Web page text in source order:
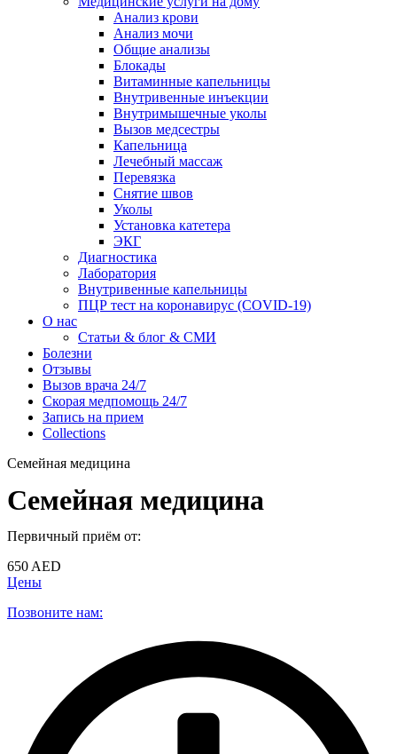
Анализ крови
Анализ мочи
Общие анализы
Блокады
Витаминные капельницы
Внутривенные инъекции
Внутримышечные уколы
Вызов медсестры
Капельница
Лечебный массаж
Перевязка
Снятие швов
Уколы
Установка катетера
ЭКГ
Диагностика
Лаборатория
Внутривенные капельницы
ПЦР тест на коронавирус (COVID-19)
О нас
Статьи & блог & СМИ
Болезни
Отзывы
Вызов врача 24/7
Скорая медпомощь 24/7
Запись на прием
Collections
Семейная медицина
Семейная медицина
Первичный приём от:
650 AED
Цены
Позвоните нам: